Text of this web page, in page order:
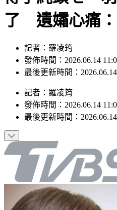
了 遺孀心痛
發佈時間：2026.06.14 11:05
最後更新時間：2026.06.14
發佈時間：2026.06.14 11:05
最後更新時間：2026.06.14